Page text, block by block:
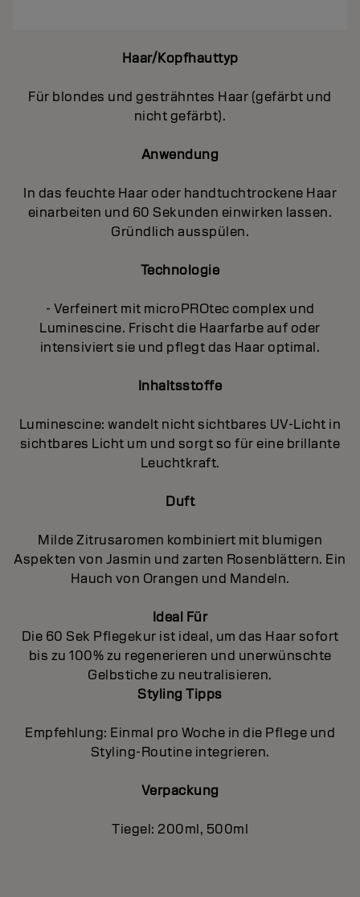
Haar/Kopfhauttyp
Für blondes und gesträhntes Haar (gefärbt und
nicht gefärbt).
Anwendung
In das feuchte Haar oder handtuchtrockene Haar
einarbeiten und 60 Sekunden einwirken lassen.
Gründlich ausspülen.
Technologie
- Verfeinert mit microPROtec complex und
Luminescine. Frischt die Haarfarbe auf oder
intensiviert sie und pflegt das Haar optimal.
Inhaltsstoffe
Luminescine: wandelt nicht sichtbares UV-Licht in
sichtbares Licht um und sorgt so für eine brillante
Leuchtkraft.
Duft
Milde Zitrusaromen kombiniert mit blumigen
Aspekten von Jasmin und zarten Rosenblättern. Ein
Hauch von Orangen und Mandeln.
Ideal Für
Die 60 Sek Pflegekur ist ideal, um das Haar sofort
bis zu 100% zu regenerieren und unerwünschte
Gelbstiche zu neutralisieren.
Styling Tipps
Empfehlung: Einmal pro Woche in die Pflege und
Styling-Routine integrieren.
Verpackung
Tiegel: 200ml, 500ml